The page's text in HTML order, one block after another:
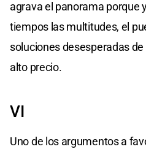
agrava el panorama porque
tiempos las multitudes, el
soluciones desesperadas
alto precio.
VI
Uno de los argumentos a